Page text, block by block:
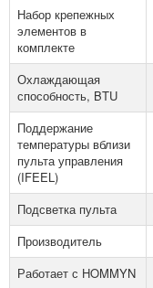
Набор крепежных
элементов в
комплекте
Охлаждающая
способность, BTU
Поддержание
температуры вблизи
пульта управления
(IFEEL)
Подсветка пульта
Производитель
Работает с HOMMYN